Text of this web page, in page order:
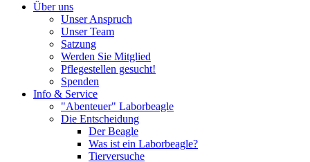
Über uns
Unser Anspruch
Unser Team
Satzung
Werden Sie Mitglied
Pflegestellen gesucht!
Spenden
Info & Service
"Abenteuer" Laborbeagle
Die Entscheidung
Der Beagle
Was ist ein Laborbeagle?
Tierversuche